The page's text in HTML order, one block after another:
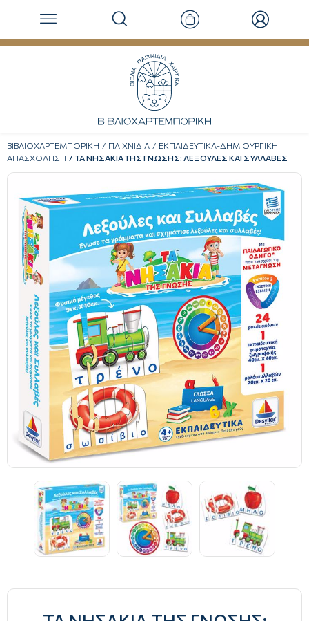
ΒΙΒΛΙΟΧΑΡΤΕΜΠΟΡΙΚΗ ΠΑΙΧΝΙΔΙΑ
ΕΚΠΑΙΔΕΥΤΙΚΑ-ΔΗΜΙΟΥΡΓΙΚΗ
ΑΠΑΣΧΟΛΗΣΗ
ΤΑ ΝΗΣΑΚΙΑ ΤΗΣ ΓΝΩΣΗΣ: ΛΕΞΟΥΛΕΣ ΚΑΙ ΣΥΛΛΑΒΕΣ